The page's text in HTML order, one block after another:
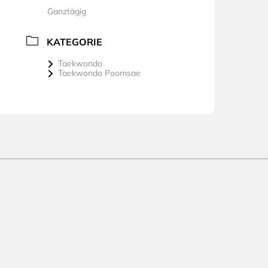
Ganztägig
KATEGORIE
Taekwondo
Taekwondo Poomsae